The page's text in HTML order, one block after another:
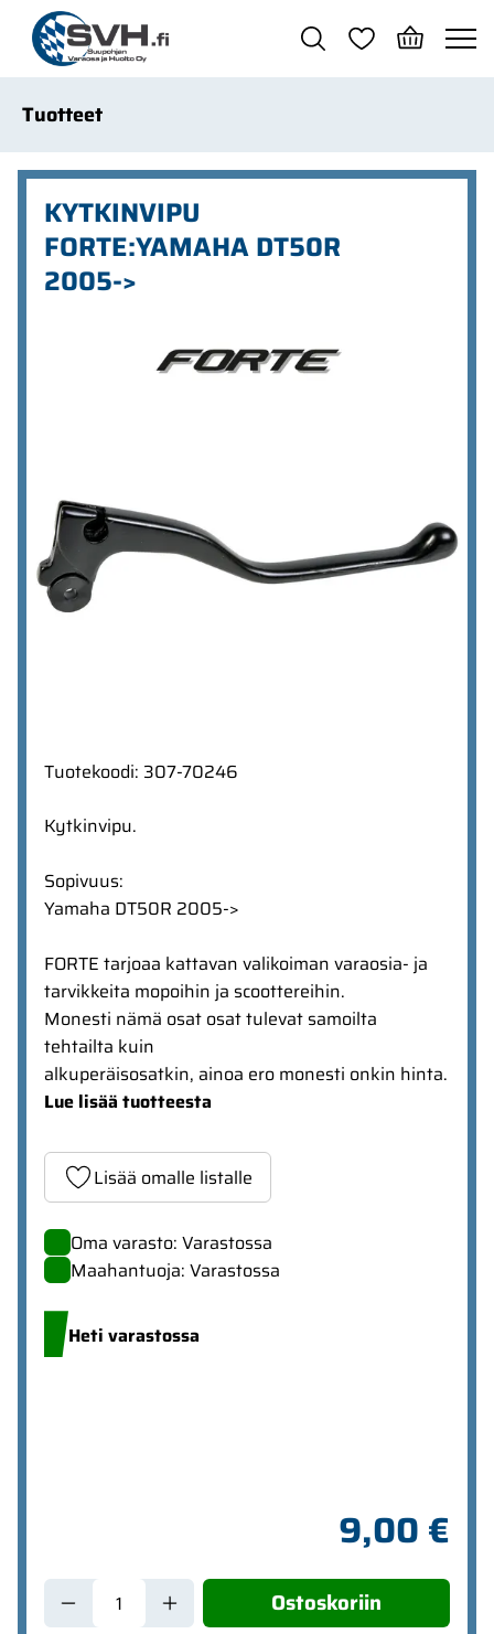
Siirry pääsisältöön
Tuotteet
KYTKINVIPU
FORTE:YAMAHA DT50R
2005->
Tuotekoodi: 307-70246
Kytkinvipu.
Sopivuus:
Yamaha DT50R 2005->
FORTE tarjoaa kattavan valikoiman varaosia- ja
tarvikkeita mopoihin ja scoottereihin.
Monesti nämä osat osat tulevat samoilta
tehtailta kuin
alkuperäisosatkin, ainoa ero monesti onkin hinta.
Lue lisää tuotteesta
Lisää omalle listalle
Oma varasto: Varastossa
Maahantuoja: Varastossa
Heti varastossa
9,00 €
Ostoskoriin